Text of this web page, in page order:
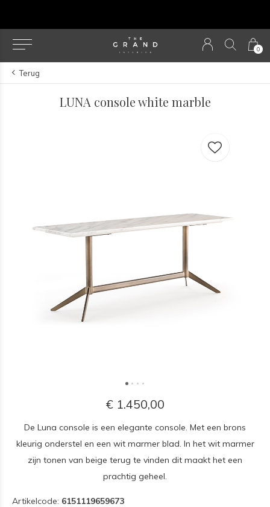
0
Terug
LUNA console white marble
€ 1.450,00
De Luna console is een elegante console. Met een brons
kleurig onderstel en een wit marmer blad. In het wit marmer
zijn tonen van beige terug te vinden dit maakt het een
prachtig geheel.
Artikelcode: 6151119659673